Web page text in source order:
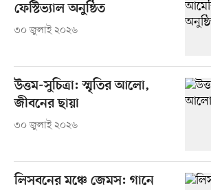
ফেস্টিভ্যাল অনুষ্ঠিত
৩০ জুলাই ২০২৬
উত্তম-সুচিত্রা: স্মৃতির আলো,
জীবনের ছায়া
৩০ জুলাই ২০২৬
লিসবনের মঞ্চে জেমস: গানে